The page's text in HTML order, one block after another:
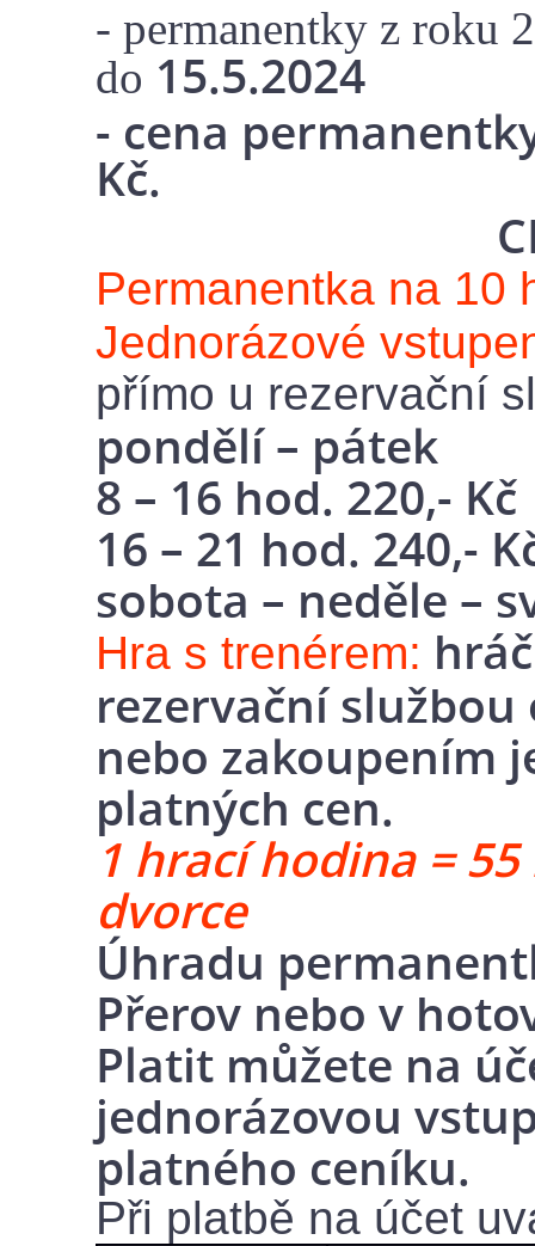
- permanentky z roku
do 15.5.2024
- cena
Kč.
Permanentka na 10
Jednorázové
přímo u rezervační
pondělí – pátek
8 – 16 hod. 220,- Kč
16 – 21 hod. 240,-
sobota – neděle –
Hra s trenérem:
rezervační
nebo zakoupením
platných cen.
1 hrací hodina =
dvorce
Úhradu
Přerov nebo v
Platit můžete na
jednorázovou
platného ceníku.
Při platbě na účet